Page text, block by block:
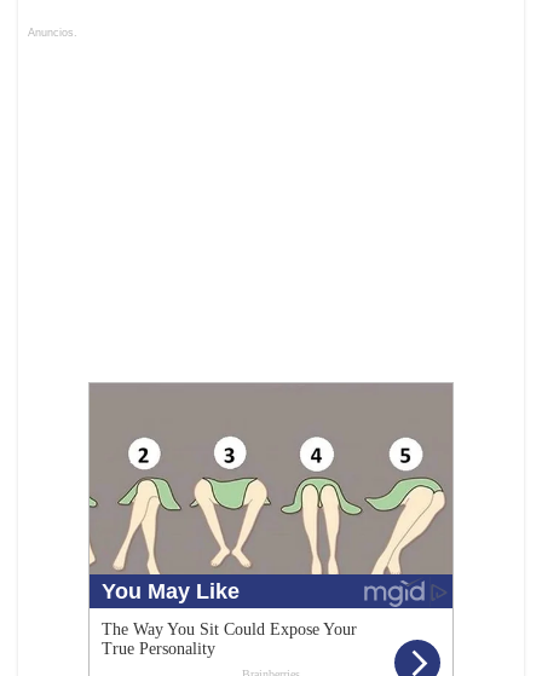
Anuncios.